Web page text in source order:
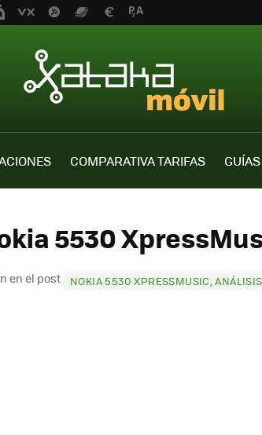
COMPARATIVA TARIFAS
5530
en el post NOKIA 5530 XPRESSMUSIC, ANÁLISIS